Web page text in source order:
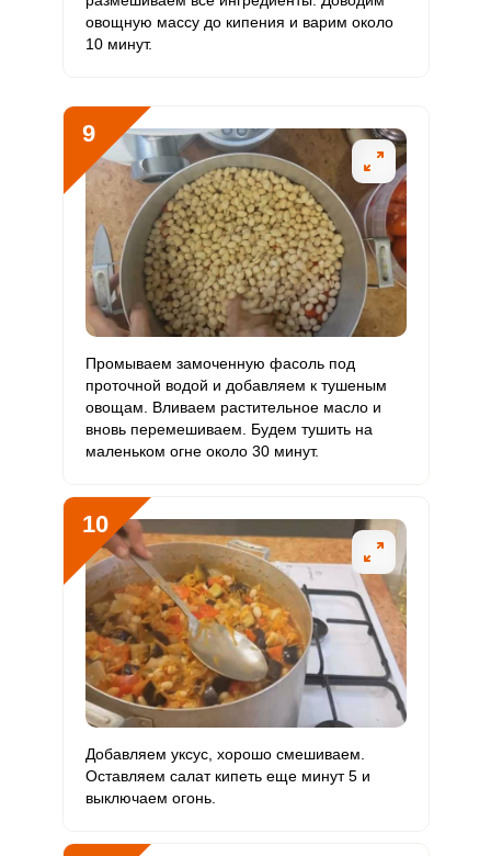
овощную массу до кипения и варим около
10 минут.
9
Промываем замоченную фасоль под
проточной водой и добавляем к тушеным
овощам. Вливаем растительное масло и
вновь перемешиваем. Будем тушить на
маленьком огне около 30 минут.
10
Добавляем уксус, хорошо смешиваем.
Оставляем салат кипеть еще минут 5 и
выключаем огонь.